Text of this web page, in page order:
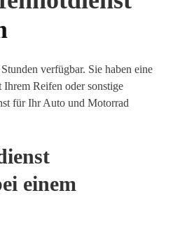
verfügbar. Sie haben eine
Reifen oder sonstige
für Ihr Auto und Motorrad
einem